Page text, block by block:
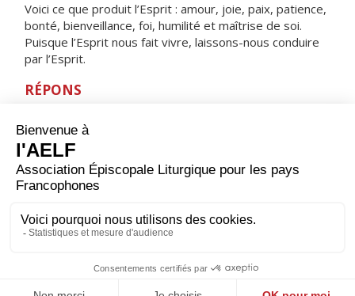
Voici ce que produit l’Esprit : amour, joie, paix, patience,
bonté, bienveillance, foi, humilité et maîtrise de soi.
Puisque l’Esprit nous fait vivre, laissons-nous conduire
par l’Esprit.
RÉPONS
qu'il me guide en un pays de plaines.
ORAISON
Nous en appelons à toi, Seigneur, toi qui conduis ta
créature humaine à travers les conflits de ce monde :
que tous les hommes puissent vivre heureux et te